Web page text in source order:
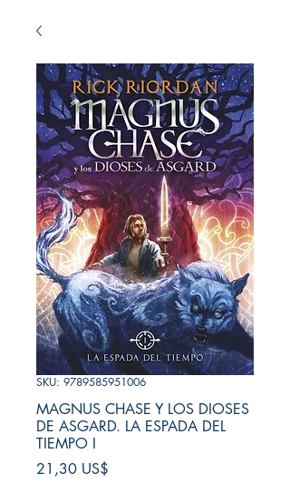
SKU: 9789585951006
MAGNUS CHASE Y LOS DIOSES
DE ASGARD. LA ESPADA DEL
TIEMPO I
21,30 US$